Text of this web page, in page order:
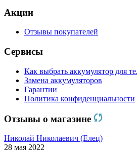
Акции
Отзывы покупателей
Сервисы
Как выбрать аккумулятор для
Замена аккумуляторов
Гарантии
Политика конфиденциальности
Отзывы о магазине
Николай Николаевич (Елец)
28 мая 2022